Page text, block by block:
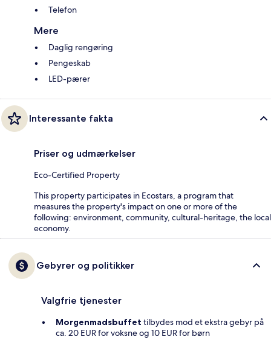
Telefon
Mere
Daglig rengøring
Pengeskab
LED-pærer
Interessante fakta
Priser og udmærkelser
Eco-Certified Property
This property participates in Ecostars, a program that
measures the property's impact on one or more of the
following: environment, community, cultural-heritage, the local
economy.
Gebyrer og politikker
Valgfrie tjenester
Morgenmadsbuffet tilbydes mod et ekstra gebyr på
ca. 20 EUR for voksne og 10 EUR for børn